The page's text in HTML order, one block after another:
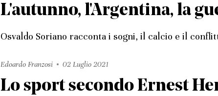
L'autunno, l'Argentina, la
Osvaldo Soriano racconta i sogni, il calcio e il
Edoardo Franzosi 02 Luglio 2021
Lo sport secondo Ernest